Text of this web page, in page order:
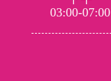
03:00-07:00